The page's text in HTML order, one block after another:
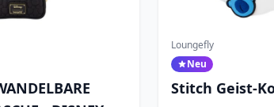
Loungefly
Neu
Stitch Geist-